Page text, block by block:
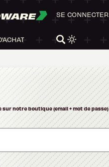
SE CONNECTER
notre boutique (email + mot de passe)